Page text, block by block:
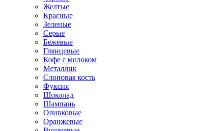
Желтые
Красные
Зеленые
Серые
Бежевые
Глянцевые
Кофе с молоком
Металлик
Слоновая кость
Фуксия
Шоколад
Шампань
Оливковые
Оранжевые